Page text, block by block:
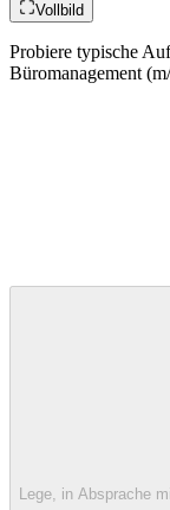
Vollbild
Probiere typische
Büromanagement
Lege, in Absprache